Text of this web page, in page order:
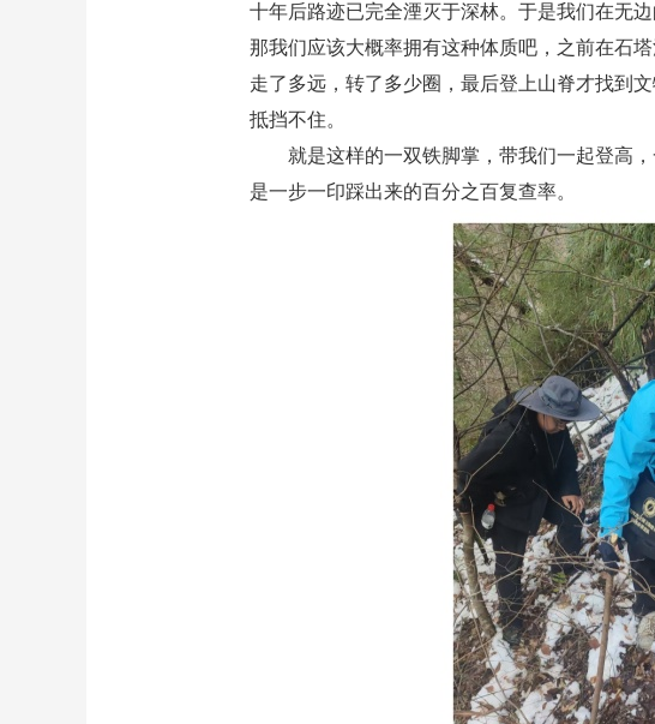
十年后路迹已完全湮灭于深林。于是我们在
那我们应该大概率拥有这种体质吧，之前在石
走了多远，转了多少圈，最后登上山脊才找到
抵挡不住。
就是这样的一双铁脚掌，带我们一起登高
是一步一印踩出来的百分之百复查率。